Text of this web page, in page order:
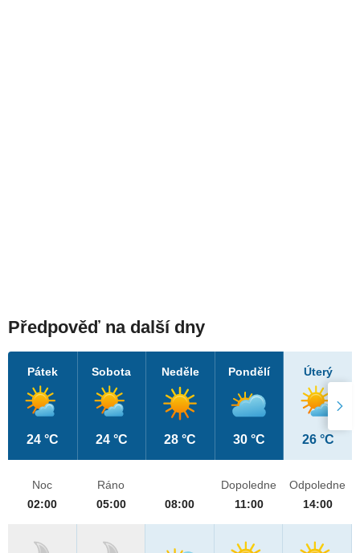
Předpověď na další dny
Pátek
24 °C
Sobota
24 °C
Neděle
28 °C
Pondělí
30 °C
Úterý
26 °C
Noc
02:00
Ráno
05:00
08:00
Dopoledne
11:00
Odpoledne
14:00